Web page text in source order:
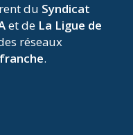
du Syndicat
et de La Ligue de
réseaux
.